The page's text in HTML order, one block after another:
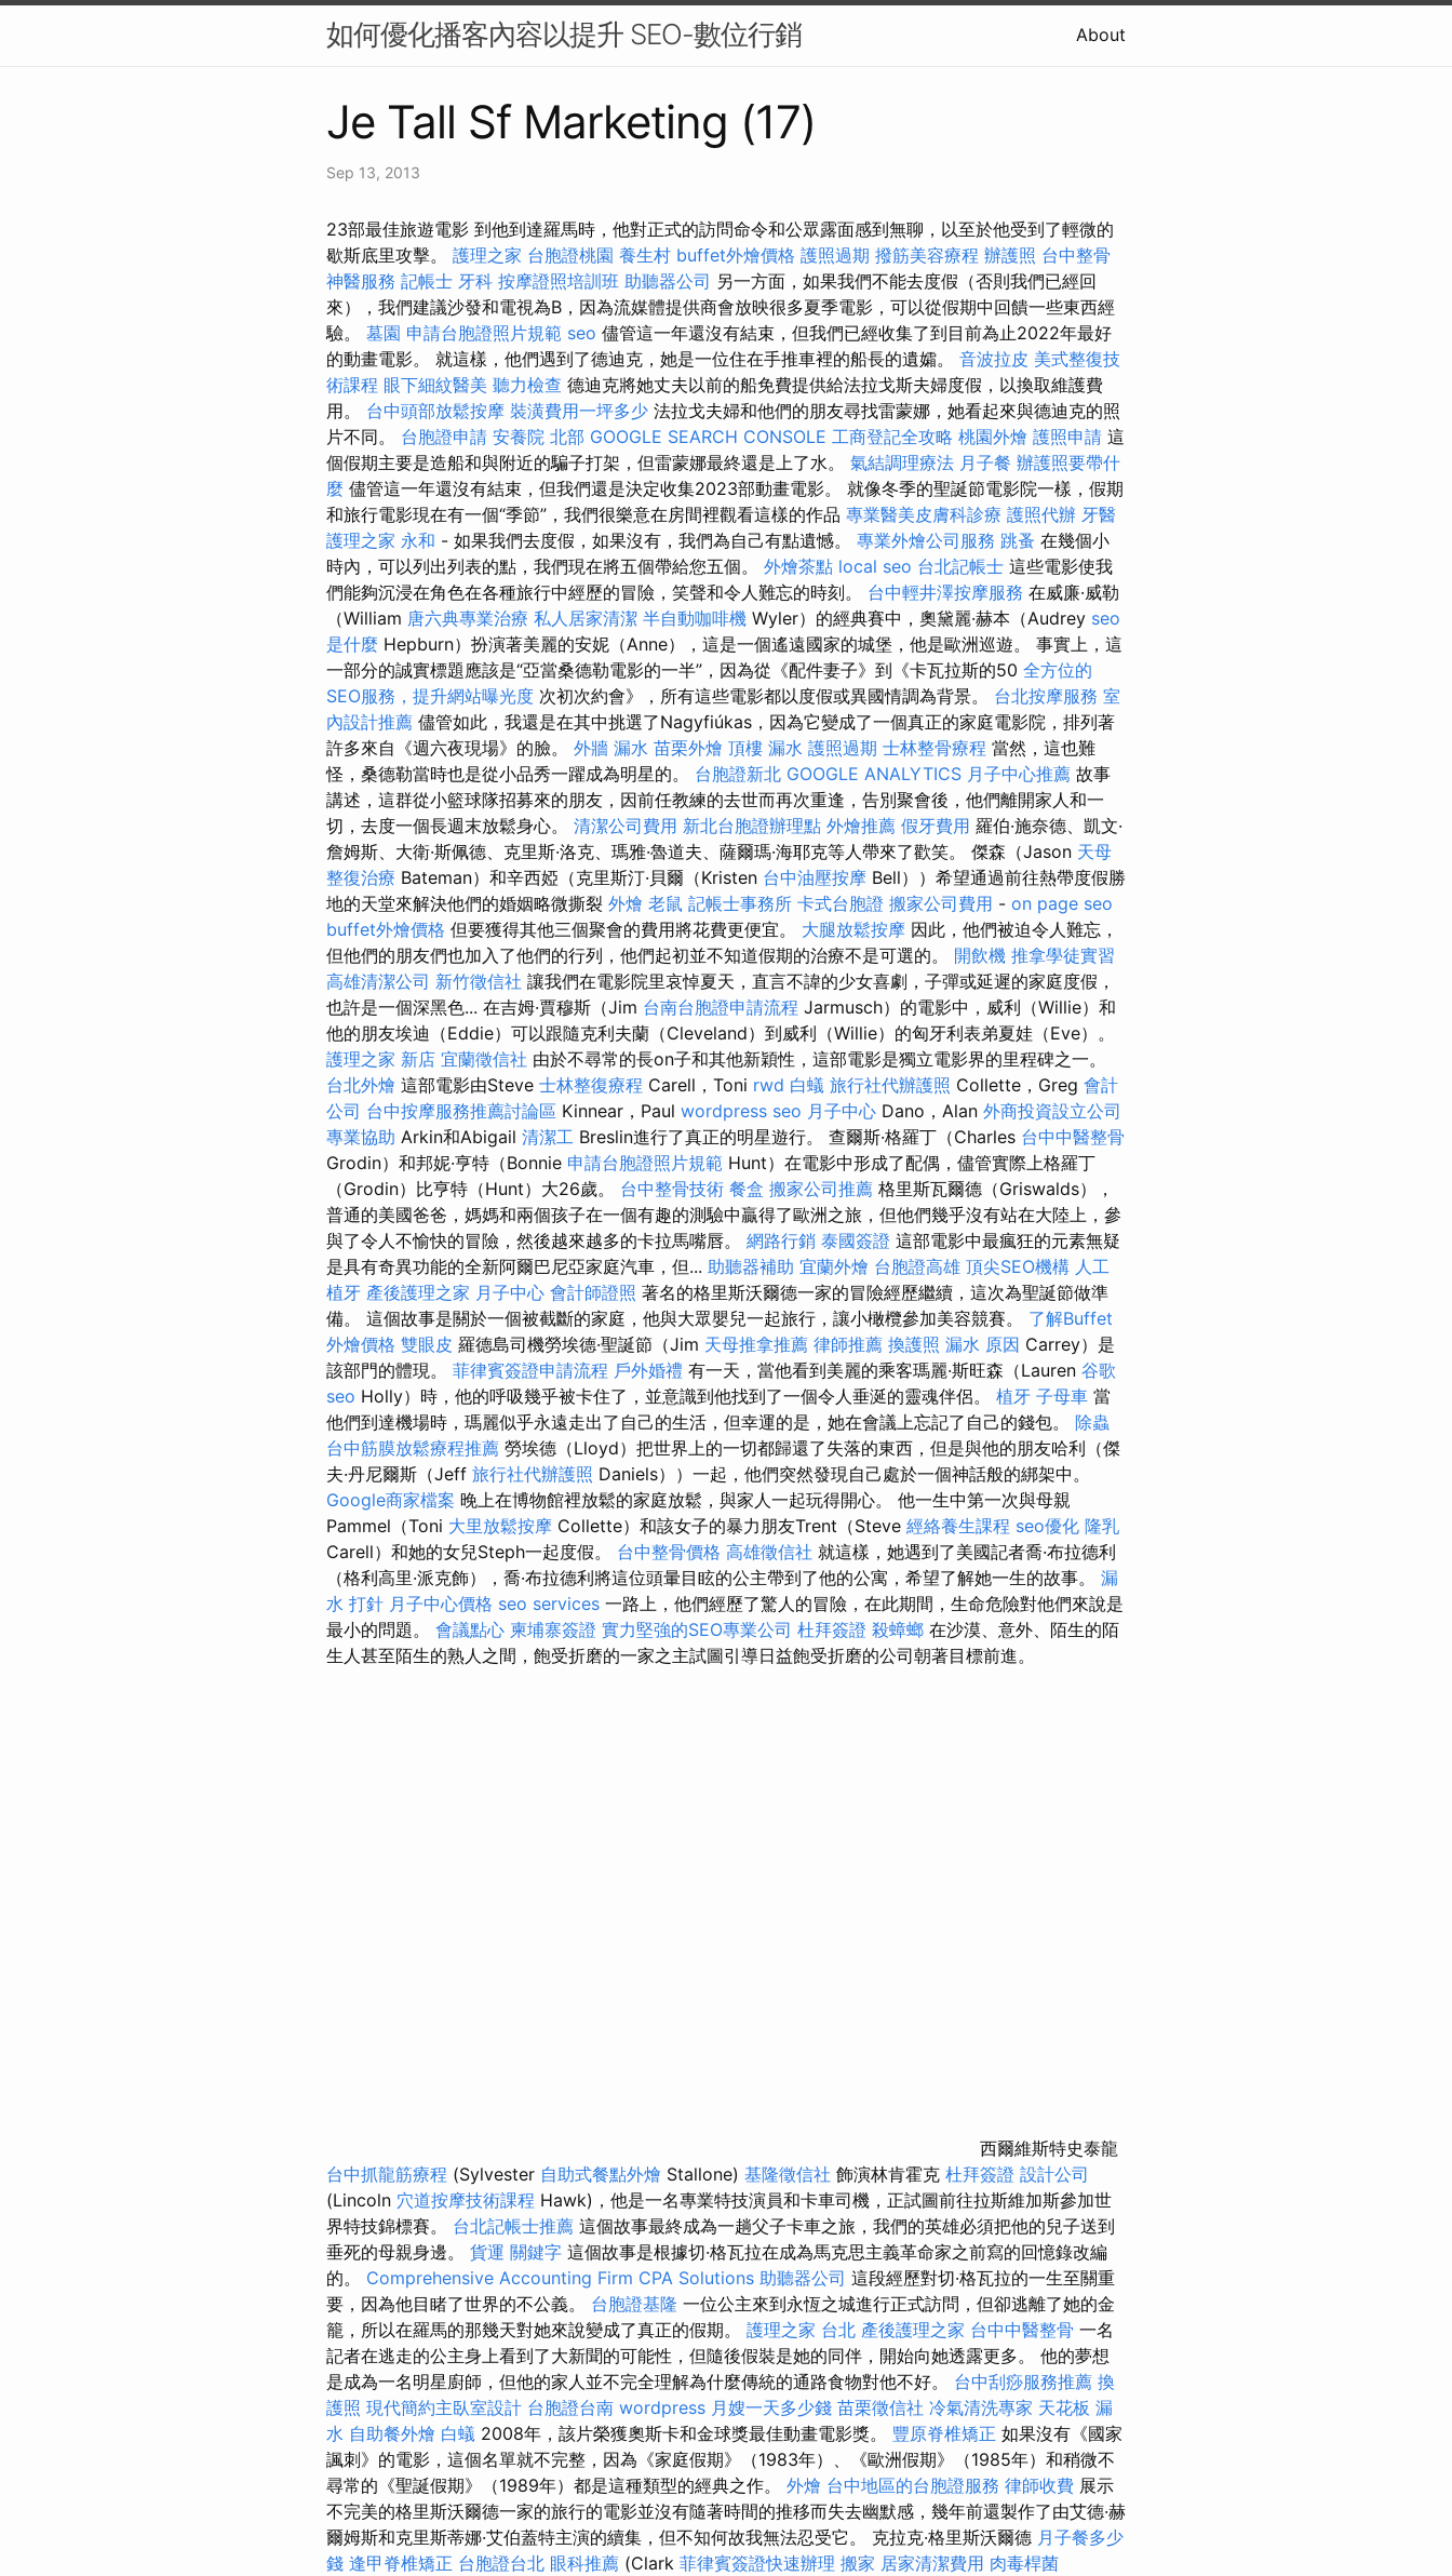
如何優化播客內容以提升 SEO-數位行銷 About
Je Tall Sf Marketing (17)
Sep 13, 2013
23部最佳旅遊電影 到他到達羅馬時，他對正式的訪問命令和公眾露面感到無聊，以至於他受到了輕微的
歇斯底里攻擊。 護理之家 台胞證桃園 養生村 buffet外燴價格 護照過期 撥筋美容療程 辦護照 台中整骨
神醫服務 記帳士 牙科 按摩證照培訓班 助聽器公司 另一方面，如果我們不能去度假（否則我們已經回
來），我們建議沙發和電視為B，因為流媒體提供商會放映很多夏季電影，可以從假期中回饋一些東西經
驗。 墓園 申請台胞證照片規範 seo 儘管這一年還沒有結束，但我們已經收集了到目前為止2022年最好
的動畫電影。 就這樣，他們遇到了德迪克，她是一位住在手推車裡的船長的遺孀。 音波拉皮 美式整復技
術課程 眼下細紋醫美 聽力檢查 德迪克將她丈夫以前的船免費提供給法拉戈斯夫婦度假，以換取維護費
用。 台中頭部放鬆按摩 裝潢費用一坪多少 法拉戈夫婦和他們的朋友尋找雷蒙娜，她看起來與德迪克的照
片不同。 台胞證申請 安養院 北部 GOOGLE SEARCH CONSOLE 工商登記全攻略 桃園外燴 護照申請 這
個假期主要是造船和與附近的騙子打架，但雷蒙娜最終還是上了水。 氣結調理療法 月子餐 辦護照要帶什
麼 儘管這一年還沒有結束，但我們還是決定收集2023部動畫電影。 就像冬季的聖誕節電影院一樣，假期
和旅行電影現在有一個“季節”，我們很樂意在房間裡觀看這樣的作品 專業醫美皮膚科診療 護照代辦 牙醫
護理之家 永和 - 如果我們去度假，如果沒有，我們為自己有點遺憾。 專業外燴公司服務 跳蚤 在幾個小
時內，可以列出列表的點，我們現在將五個帶給您五個。 外燴茶點 local seo 台北記帳士 這些電影使我
們能夠沉浸在角色在各種旅行中經歷的冒險，笑聲和令人難忘的時刻。 台中輕井澤按摩服務 在威廉·威勒
（William 唐六典專業治療 私人居家清潔 半自動咖啡機 Wyler）的經典賽中，奧黛麗·赫本（Audrey seo
是什麼 Hepburn）扮演著美麗的安妮（Anne），這是一個遙遠國家的城堡，他是歐洲巡遊。 事實上，這
一部分的誠實標題應該是“亞當桑德勒電影的一半”，因為從《配件妻子》到《卡瓦拉斯的50 全方位的
SEO服務，提升網站曝光度 次初次約會》，所有這些電影都以度假或異國情調為背景。 台北按摩服務 室
內設計推薦 儘管如此，我還是在其中挑選了Nagyfiúkas，因為它變成了一個真正的家庭電影院，排列著
許多來自《週六夜現場》的臉。 外牆 漏水 苗栗外燴 頂樓 漏水 護照過期 士林整骨療程 當然，這也難
怪，桑德勒當時也是從小品秀一躍成為明星的。 台胞證新北 GOOGLE ANALYTICS 月子中心推薦 故事
講述，這群從小籃球隊招募來的朋友，因前任教練的去世而再次重逢，告別聚會後，他們離開家人和一
切，去度一個長週末放鬆身心。 清潔公司費用 新北台胞證辦理點 外燴推薦 假牙費用 羅伯·施奈德、凱文·
詹姆斯、大衛·斯佩德、克里斯·洛克、瑪雅·魯道夫、薩爾瑪·海耶克等人帶來了歡笑。 傑森（Jason 天母
整復治療 Bateman）和辛西婭（克里斯汀·貝爾（Kristen 台中油壓按摩 Bell））希望通過前往熱帶度假勝
地的天堂來解決他們的婚姻略微撕裂 外燴 老鼠 記帳士事務所 卡式台胞證 搬家公司費用 - on page seo
buffet外燴價格 但要獲得其他三個聚會的費用將花費更便宜。 大腿放鬆按摩 因此，他們被迫令人難忘，
但他們的朋友們也加入了他們的行列，他們起初並不知道假期的治療不是可選的。 開飲機 推拿學徒實習
高雄清潔公司 新竹徵信社 讓我們在電影院里哀悼夏天，直言不諱的少女喜劇，子彈或延遲的家庭度假，
也許是一個深黑色... 在吉姆·賈穆斯（Jim 台南台胞證申請流程 Jarmusch）的電影中，威利（Willie）和
他的朋友埃迪（Eddie）可以跟隨克利夫蘭（Cleveland）到威利（Willie）的匈牙利表弟夏娃（Eve）。
護理之家 新店 宜蘭徵信社 由於不尋常的長on子和其他新穎性，這部電影是獨立電影界的里程碑之一。
台北外燴 這部電影由Steve 士林整復療程 Carell，Toni rwd 白蟻 旅行社代辦護照 Collette，Greg 會計
公司 台中按摩服務推薦討論區 Kinnear，Paul wordpress seo 月子中心 Dano，Alan 外商投資設立公司
專業協助 Arkin和Abigail 清潔工 Breslin進行了真正的明星遊行。 查爾斯·格羅丁（Charles 台中中醫整骨
Grodin）和邦妮·亨特（Bonnie 申請台胞證照片規範 Hunt）在電影中形成了配偶，儘管實際上格羅丁
（Grodin）比亨特（Hunt）大26歲。 台中整骨技術 餐盒 搬家公司推薦 格里斯瓦爾德（Griswalds），
普通的美國爸爸，媽媽和兩個孩子在一個有趣的測驗中贏得了歐洲之旅，但他們幾乎沒有站在大陸上，參
與了令人不愉快的冒險，然後越來越多的卡拉馬嘴唇。 網路行銷 泰國簽證 這部電影中最瘋狂的元素無疑
是具有奇異功能的全新阿爾巴尼亞家庭汽車，但... 助聽器補助 宜蘭外燴 台胞證高雄 頂尖SEO機構 人工
植牙 產後護理之家 月子中心 會計師證照 著名的格里斯沃爾德一家的冒險經歷繼續，這次為聖誕節做準
備。 這個故事是關於一個被截斷的家庭，他與大眾嬰兒一起旅行，讓小橄欖參加美容競賽。 了解Buffet
外燴價格 雙眼皮 羅德島司機勞埃德·聖誕節（Jim 天母推拿推薦 律師推薦 換護照 漏水 原因 Carrey）是
該部門的體現。 菲律賓簽證申請流程 戶外婚禮 有一天，當他看到美麗的乘客瑪麗·斯旺森（Lauren 谷歌
seo Holly）時，他的呼吸幾乎被卡住了，並意識到他找到了一個令人垂涎的靈魂伴侶。 植牙 子母車 當
他們到達機場時，瑪麗似乎永遠走出了自己的生活，但幸運的是，她在會議上忘記了自己的錢包。 除蟲
台中筋膜放鬆療程推薦 勞埃德（Lloyd）把世界上的一切都歸還了失落的東西，但是與他的朋友哈利（傑
夫·丹尼爾斯（Jeff 旅行社代辦護照 Daniels））一起，他們突然發現自己處於一個神話般的綁架中。
Google商家檔案 晚上在博物館裡放鬆的家庭放鬆，與家人一起玩得開心。 他一生中第一次與母親
Pammel（Toni 大里放鬆按摩 Collette）和該女子的暴力朋友Trent（Steve 經絡養生課程 seo優化 隆乳
Carell）和她的女兒Steph一起度假。 台中整骨價格 高雄徵信社 就這樣，她遇到了美國記者喬·布拉德利
（格利高里·派克飾），喬·布拉德利將這位頭暈目眩的公主帶到了他的公寓，希望了解她一生的故事。 漏
水 打針 月子中心價格 seo services 一路上，他們經歷了驚人的冒險，在此期間，生命危險對他們來說是
最小的問題。 會議點心 柬埔寨簽證 實力堅強的SEO專業公司 杜拜簽證 殺蟑螂 在沙漠、意外、陌生的陌
生人甚至陌生的熟人之間，飽受折磨的一家之主試圖引導日益飽受折磨的公司朝著目標前進。
西爾維斯特史泰龍
台中抓龍筋療程 (Sylvester 自助式餐點外燴 Stallone) 基隆徵信社 飾演林肯霍克 杜拜簽證 設計公司
(Lincoln 穴道按摩技術課程 Hawk)，他是一名專業特技演員和卡車司機，正試圖前往拉斯維加斯參加世
界特技錦標賽。 台北記帳士推薦 這個故事最終成為一趟父子卡車之旅，我們的英雄必須把他的兒子送到
垂死的母親身邊。 貨運 關鍵字 這個故事是根據切·格瓦拉在成為馬克思主義革命家之前寫的回憶錄改編
的。 Comprehensive Accounting Firm CPA Solutions 助聽器公司 這段經歷對切·格瓦拉的一生至關重
要，因為他目睹了世界的不公義。 台胞證基隆 一位公主來到永恆之城進行正式訪問，但卻逃離了她的金
籠，所以在羅馬的那幾天對她來說變成了真正的假期。 護理之家 台北 產後護理之家 台中中醫整骨 一名
記者在逃走的公主身上看到了大新聞的可能性，但隨後假裝是她的同伴，開始向她透露更多。 他的夢想
是成為一名明星廚師，但他的家人並不完全理解為什麼傳統的通路食物對他不好。 台中刮痧服務推薦 換
護照 現代簡約主臥室設計 台胞證台南 wordpress 月嫂一天多少錢 苗栗徵信社 冷氣清洗專家 天花板 漏
水 自助餐外燴 白蟻 2008年，該片榮獲奧斯卡和金球獎最佳動畫電影獎。 豐原脊椎矯正 如果沒有《國家
諷刺》的電影，這個名單就不完整，因為《家庭假期》（1983年）、《歐洲假期》（1985年）和稍微不
尋常的《聖誕假期》（1989年）都是這種類型的經典之作。 外燴 台中地區的台胞證服務 律師收費 展示
不完美的格里斯沃爾德一家的旅行的電影並沒有隨著時間的推移而失去幽默感，幾年前還製作了由艾德·赫
爾姆斯和克里斯蒂娜·艾伯蓋特主演的續集，但不知何故我無法忍受它。 克拉克·格里斯沃爾德 月子餐多少
錢 逢甲脊椎矯正 台胞證台北 眼科推薦 (Clark 菲律賓簽證快速辦理 搬家 居家清潔費用 肉毒桿菌